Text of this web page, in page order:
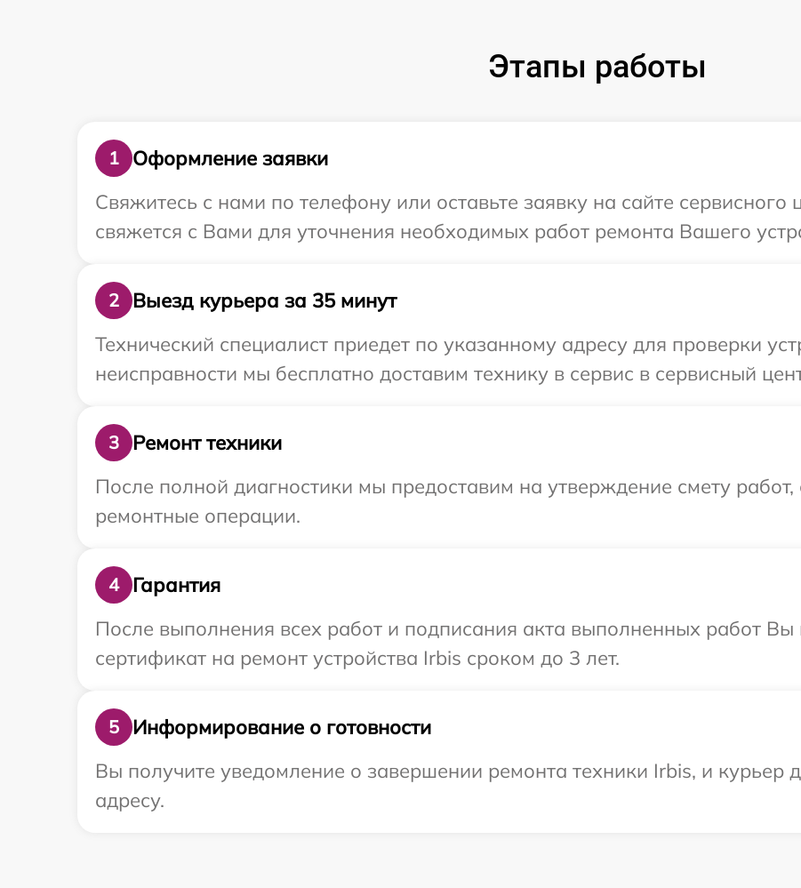
Этапы работы
1
Оформление заявки
Свяжитесь с нами по телефону или оставьте заявку на сайте
свяжется с Вами для уточнения необходимых работ ремонта Вашего
2
Выезд курьера за 35 минут
Технический специалист приедет по указанному адресу для проверки
неисправности мы бесплатно доставим технику в сервис в сервисный
3
Ремонт техники
После полной диагностики мы предоставим на утверждение смету
ремонтные операции.
4
Гарантия
После выполнения всех работ и подписания акта выполненных работ
сертификат на ремонт устройства Irbis сроком до 3 лет.
5
Информирование о готовности
Вы получите уведомление о завершении ремонта техники Irbis, и курьер
адресу.